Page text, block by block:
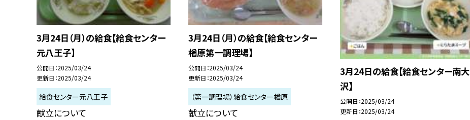
3月24日（月）の給食【給食センター
元八王子】
公開日 2025/03/24
更新日 2025/03/24
給食センター元八王子
献立について
3月24日（月）の給食【給食センター
楢原第一調理場】
公開日 2025/03/24
更新日 2025/03/24
（第一調理場）給食センター楢原
献立について
3月24日の給食【給食センター南大
沢】
公開日 2025/03/24
更新日 2025/03/24